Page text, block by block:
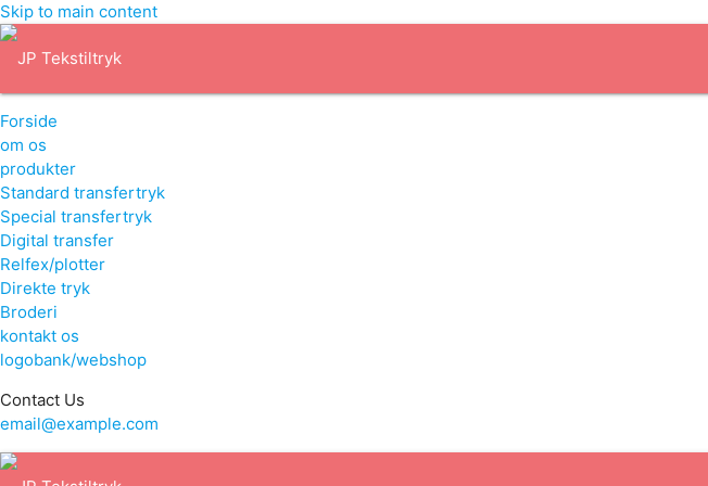
Skip to main content
Forside
om os
produkter
Standard transfertryk
Special transfertryk
Digital transfer
Relfex/plotter
Direkte tryk
Broderi
kontakt os
logobank/webshop
Contact Us
email@example.com